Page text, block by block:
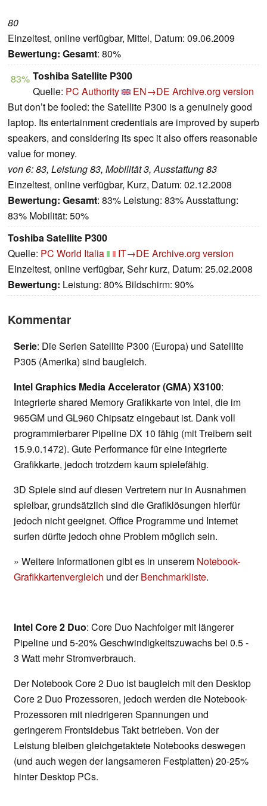
80
Einzeltest, online verfügbar, Mittel, Datum: 09.06.2009
Bewertung: Gesamt: 80%
83% Toshiba Satellite P300
Quelle: PC Authority EN→DE Archive.org version
But don’t be fooled: the Satellite P300 is a genuinely good
laptop. Its entertainment credentials are improved by superb
speakers, and considering its spec it also offers reasonable
value for money.
von 6: 83, Leistung 83, Mobilität 3, Ausstattung 83
Einzeltest, online verfügbar, Kurz, Datum: 02.12.2008
Bewertung: Gesamt: 83% Leistung: 83% Ausstattung:
83% Mobilität: 50%
Toshiba Satellite P300
Quelle: PC World Italia IT→DE Archive.org version
Einzeltest, online verfügbar, Sehr kurz, Datum: 25.02.2008
Bewertung: Leistung: 80% Bildschirm: 90%
Kommentar
Serie: Die Serien Satellite P300 (Europa) und Satellite
P305 (Amerika) sind baugleich.
Intel Graphics Media Accelerator (GMA) X3100:
Integrierte shared Memory Grafikkarte von Intel, die im
965GM und GL960 Chipsatz eingebaut ist. Dank voll
programmierbarer Pipeline DX 10 fähig (mit Treibern seit
15.9.0.1472). Gute Performance für eine integrierte
Grafikkarte, jedoch trotzdem kaum spielefähig.
3D Spiele sind auf diesen Vertretern nur in Ausnahmen
spielbar, grundsätzlich sind die Grafiklösungen hierfür
jedoch nicht geeignet. Office Programme und Internet
surfen dürfte jedoch ohne Problem möglich sein.
» Weitere Informationen gibt es in unserem Notebook-
Grafikkartenvergleich und derBenchmarkliste.
Intel Core 2 Duo: Core Duo Nachfolger mit längerer
Pipeline und 5-20% Geschwindigkeitszuwachs bei 0.5 -
3 Watt mehr Stromverbrauch.
Der Notebook Core 2 Duo ist baugleich mit den Desktop
Core 2 Duo Prozessoren, jedoch werden die Notebook-
Prozessoren mit niedrigeren Spannungen und
geringerem Frontsidebus Takt betrieben. Von der
Leistung bleiben gleichgetaktete Notebooks deswegen
(und auch wegen der langsameren Festplatten) 20-25%
hinter Desktop PCs.